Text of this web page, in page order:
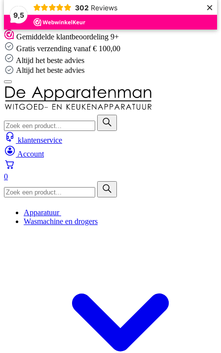
9,5
302 Reviews ×
Skip
to
content
Gemiddelde klantbeoordeling 9+
Gratis verzending vanaf € 100,00
Altijd het beste advies
Altijd het beste advies
klantenservice
Account
0
Apparatuur
Wasmachine en drogers